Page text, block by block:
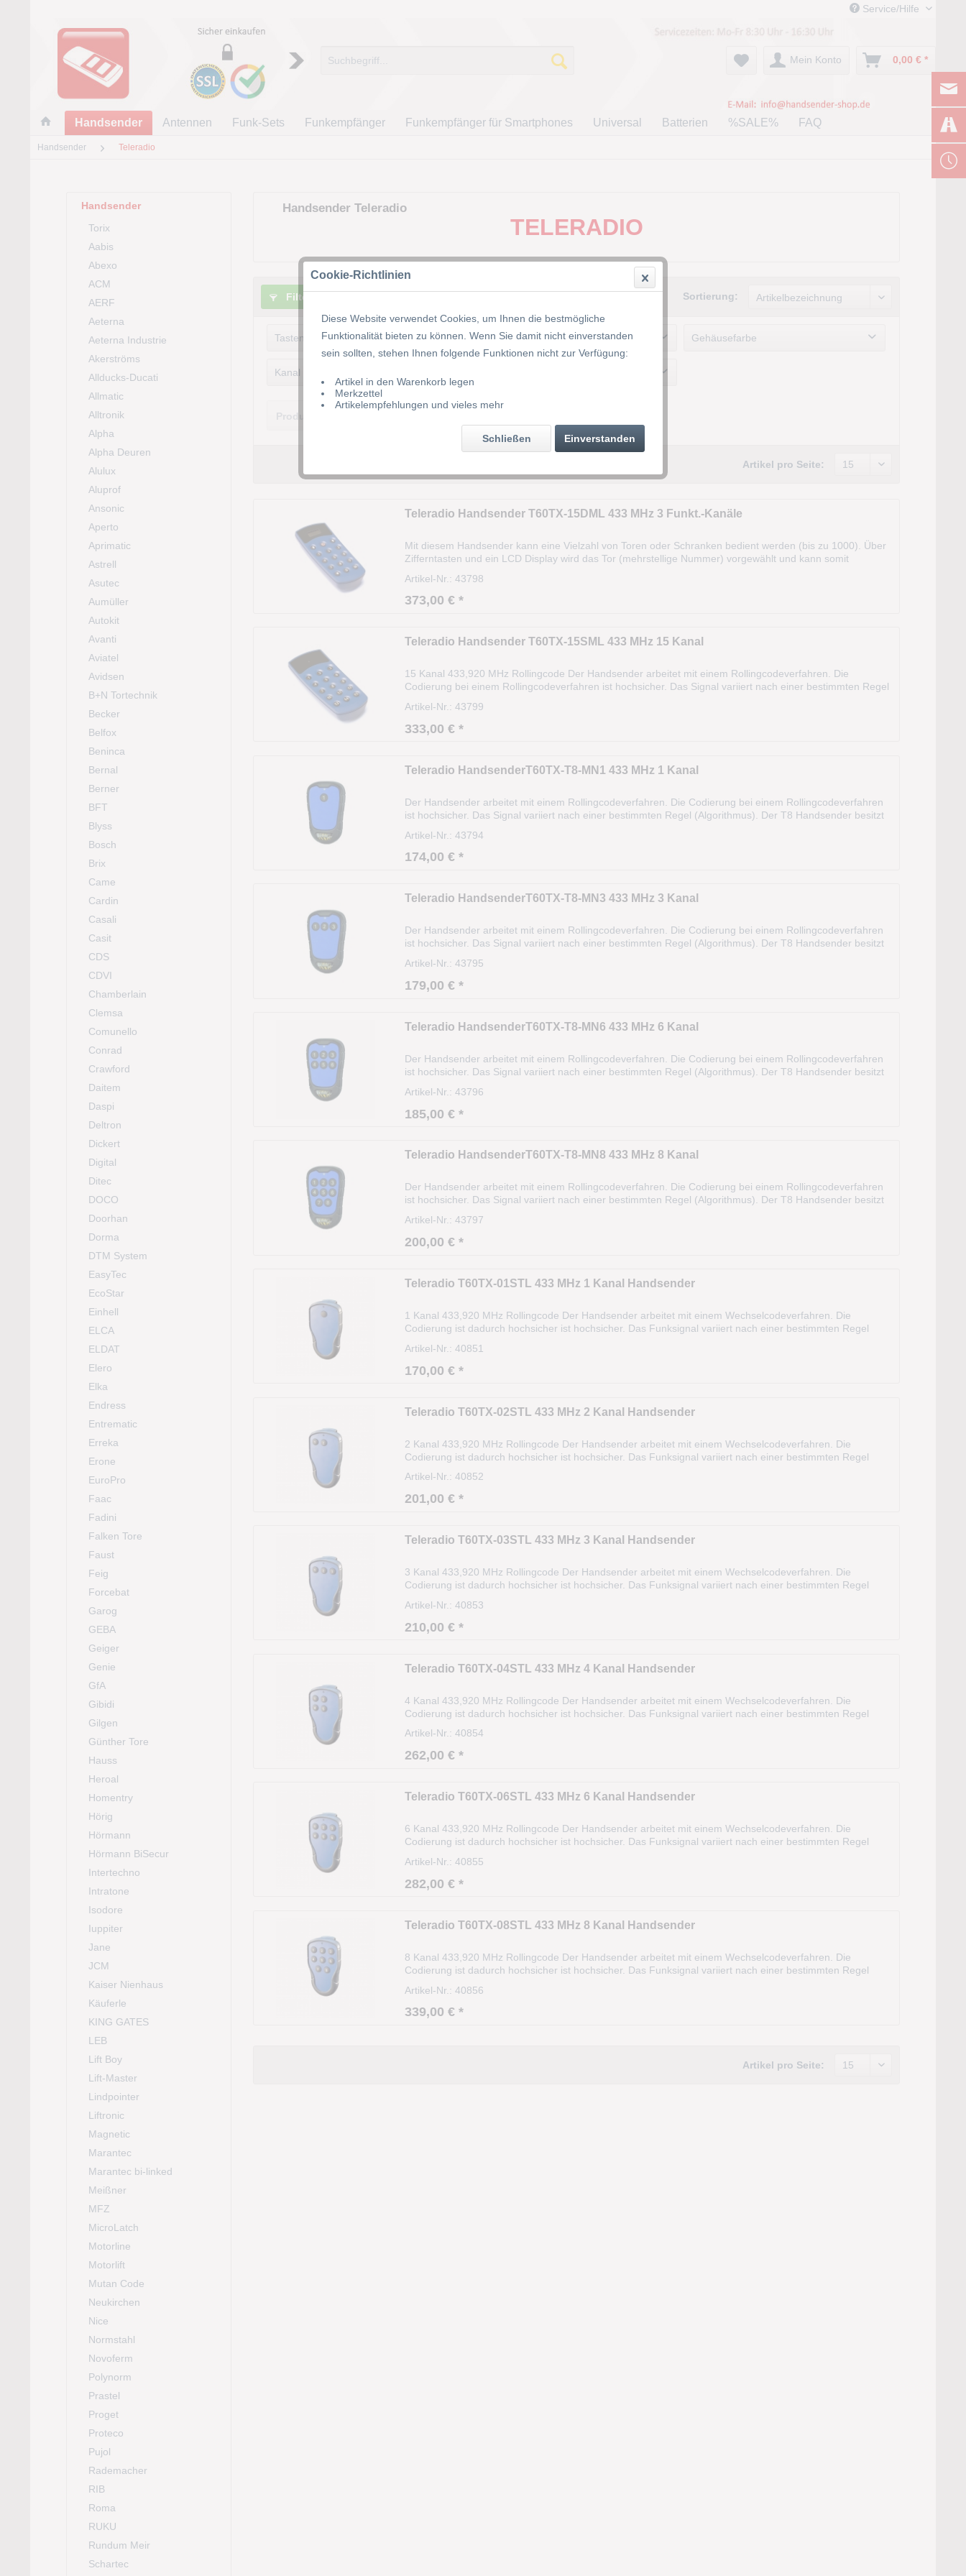
Service/Hilfe
Mein Konto 0,00 € *
Handsender Antennen Funk-Sets Funkempfänger Funkempfänger für Smartphones Universal Batterien %SALE% FAQ
Handsender Teleradio
Handsender
Torix
Aabis
Abexo
ACM
AERF
Aeterna
Aeterna Industrie
Akerströms
Allducks-Ducati
Allmatic
Alltronik
Alpha
Alpha Deuren
Alulux
Aluprof
Ansonic
Aperto
Aprimatic
Astrell
Asutec
Aumüller
Autokit
Avanti
Aviatel
Avidsen
B+N Tortechnik
Becker
Belfox
Beninca
Bernal
Berner
BFT
Blyss
Bosch
Brix
Came
Cardin
Casali
Casit
CDS
CDVI
Chamberlain
Clemsa
Comunello
Conrad
Crawford
Daitem
Daspi
Deltron
Dickert
Digital
Ditec
DOCO
Doorhan
Dorma
DTM System
EasyTec
EcoStar
Einhell
ELCA
ELDAT
Elero
Elka
Endress
Entrematic
Erreka
Erone
EuroPro
Faac
Fadini
Falken Tore
Faust
Feig
Forcebat
Garog
GEBA
Geiger
Genie
GfA
Gibidi
Gilgen
Günther Tore
Hauss
Heroal
Homentry
Hörig
Hörmann
Hörmann BiSecur
Intertechno
Intratone
Isodore
Iuppiter
Jane
JCM
Kaiser Nienhaus
Käuferle
KING GATES
LEB
Lift Boy
Lift-Master
Lindpointer
Liftronic
Magnetic
Marantec
Marantec bi-linked
Meißner
MFZ
MicroLatch
Motorline
Motorlift
Mutan Code
Neukirchen
Nice
Normstahl
Novoferm
Polynorm
Prastel
Proget
Proteco
Pujol
Rademacher
RIB
Roma
RUKU
Rundum Meir
Schartec
Handsender Teleradio
TELERADIO
Filtern Sortierung:
Tastenfarbe Frequenz Gehäusefarbe
Kanal
6
Artikel pro Seite:
Teleradio Handsender T60TX-15DML 433 MHz 3 Funkt.-Kanäle
Mit diesem Handsender kann eine Vielzahl von Toren oder Schranken bedient werden (bis zu 1000). Über
Zifferntasten und ein LCD Display wird das Tor (mehrstellige Nummer) vorgewählt und kann somit
Artikel-Nr.: 43798
373,00 € *
Teleradio Handsender T60TX-15SML 433 MHz 15 Kanal
15 Kanal 433,920 MHz Rollingcode Der Handsender arbeitet mit einem Rollingcodeverfahren. Die
Codierung bei einem Rollingcodeverfahren ist hochsicher. Das Signal variiert nach einer bestimmten Regel
Artikel-Nr.: 43799
333,00 € *
Teleradio HandsenderT60TX-T8-MN1 433 MHz 1 Kanal
Der Handsender arbeitet mit einem Rollingcodeverfahren. Die Codierung bei einem Rollingcodeverfahren
ist hochsicher. Das Signal variiert nach einer bestimmten Regel (Algorithmus). Der T8 Handsender besitzt
Artikel-Nr.: 43794
174,00 € *
Teleradio HandsenderT60TX-T8-MN3 433 MHz 3 Kanal
Der Handsender arbeitet mit einem Rollingcodeverfahren. Die Codierung bei einem Rollingcodeverfahren
ist hochsicher. Das Signal variiert nach einer bestimmten Regel (Algorithmus). Der T8 Handsender besitzt
Artikel-Nr.: 43795
179,00 € *
Teleradio HandsenderT60TX-T8-MN6 433 MHz 6 Kanal
Der Handsender arbeitet mit einem Rollingcodeverfahren. Die Codierung bei einem Rollingcodeverfahren
ist hochsicher. Das Signal variiert nach einer bestimmten Regel (Algorithmus). Der T8 Handsender besitzt
Artikel-Nr.: 43796
185,00 € *
Teleradio HandsenderT60TX-T8-MN8 433 MHz 8 Kanal
Der Handsender arbeitet mit einem Rollingcodeverfahren. Die Codierung bei einem Rollingcodeverfahren
ist hochsicher. Das Signal variiert nach einer bestimmten Regel (Algorithmus). Der T8 Handsender besitzt
Artikel-Nr.: 43797
200,00 € *
Teleradio T60TX-01STL 433 MHz 1 Kanal Handsender
1 Kanal 433,920 MHz Rollingcode Der Handsender arbeitet mit einem Wechselcodeverfahren. Die
Codierung ist dadurch hochsicher ist hochsicher. Das Funksignal variiert nach einer bestimmten Regel
Artikel-Nr.: 40851
170,00 € *
Teleradio T60TX-02STL 433 MHz 2 Kanal Handsender
2 Kanal 433,920 MHz Rollingcode Der Handsender arbeitet mit einem Wechselcodeverfahren. Die
Codierung ist dadurch hochsicher ist hochsicher. Das Funksignal variiert nach einer bestimmten Regel
Artikel-Nr.: 40852
201,00 € *
Teleradio T60TX-03STL 433 MHz 3 Kanal Handsender
3 Kanal 433,920 MHz Rollingcode Der Handsender arbeitet mit einem Wechselcodeverfahren. Die
Codierung ist dadurch hochsicher ist hochsicher. Das Funksignal variiert nach einer bestimmten Regel
Artikel-Nr.: 40853
210,00 € *
Teleradio T60TX-04STL 433 MHz 4 Kanal Handsender
4 Kanal 433,920 MHz Rollingcode Der Handsender arbeitet mit einem Wechselcodeverfahren. Die
Codierung ist dadurch hochsicher ist hochsicher. Das Funksignal variiert nach einer bestimmten Regel
Artikel-Nr.: 40854
262,00 € *
Teleradio T60TX-06STL 433 MHz 6 Kanal Handsender
6 Kanal 433,920 MHz Rollingcode Der Handsender arbeitet mit einem Wechselcodeverfahren. Die
Codierung ist dadurch hochsicher ist hochsicher. Das Funksignal variiert nach einer bestimmten Regel
Artikel-Nr.: 40855
282,00 € *
Teleradio T60TX-08STL 433 MHz 8 Kanal Handsender
8 Kanal 433,920 MHz Rollingcode Der Handsender arbeitet mit einem Wechselcodeverfahren. Die
Codierung ist dadurch hochsicher ist hochsicher. Das Funksignal variiert nach einer bestimmten Regel
Artikel-Nr.: 40856
339,00 € *
Artikel pro Seite:
Cookie-Richtlinien
Diese Website verwendet Cookies, um Ihnen die bestmögliche
Funktionalität bieten zu können. Wenn Sie damit nicht einverstanden
sein sollten, stehen Ihnen folgende Funktionen nicht zur Verfügung:
Artikel in den Warenkorb legen
Merkzettel
Artikelempfehlungen und vieles mehr
Einverstanden
Schließen